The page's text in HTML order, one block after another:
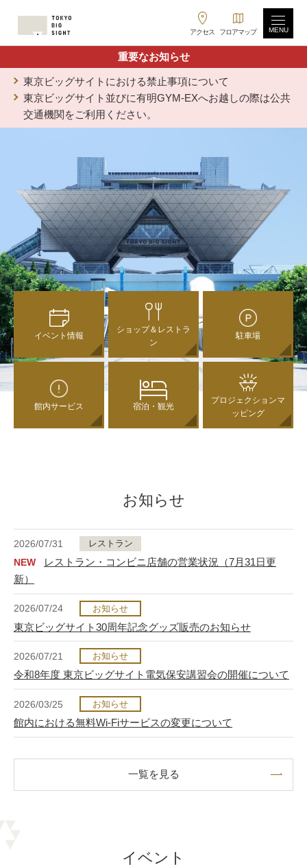
アクセス フロアマップ MENU
重要なお知らせ
東京ビッグサイトにおける禁止事項について
東京ビッグサイト並びに有明GYM-EXへお越しの際は公共
交通機関をご利用ください。
イベント情報
ショップ＆レストラ
ン
駐車場
館内サービス 宿泊・観光
プロジェクションマ
ッピング
お知らせ
2026/07/31 レストラン
NEW
レストラン・コンビニ店舗の営業状況（7月31日更
新）
2026/07/24 お知らせ
東京ビッグサイト30周年記念グッズ販売のお知らせ
2026/07/21 お知らせ
令和8年度 東京ビッグサイト電気保安講習会の開催について
2026/03/25 お知らせ
館内における無料Wi-Fiサービスの変更について
一覧を見る
イベント